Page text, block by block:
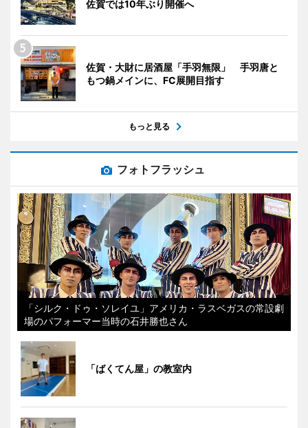
佐賀では10年ぶり開催へ
佐賀・大財に居酒屋「手羽無限」 手羽唐と
もつ鍋メインに、FC展開目指す
もっと見る
フォトフラッシュ
「シルク・ドゥ・ソレイユ」アメリカ・ラスベガスの常設劇
場のパフォーマー当時の石井勝也さん
「ばくてん屋」の教室内